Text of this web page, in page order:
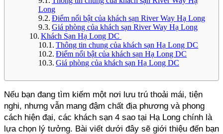
Long
Điểm nổi bật của khách sạn River Way Hạ Long
Giá phòng của khách sạn River Way Hạ Long
Khách Sạn Hạ Long DC
Thông tin chung của khách sạn Hạ Long DC
Điểm nổi bật của khách sạn Hạ Long DC
Giá phòng của khách sạn Hạ Long DC
Nếu bạn đang tìm kiếm một nơi lưu trú thoải mái, tiện
nghi, nhưng vẫn mang đậm chất địa phương và phong
cách hiện đại, các khách sạn 4 sao tại Hạ Long chính là